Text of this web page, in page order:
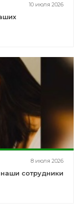
10 июля 2026
8 июля 2026
сотрудники